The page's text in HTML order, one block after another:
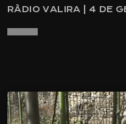
RÀDIO VALIRA | 4 DE